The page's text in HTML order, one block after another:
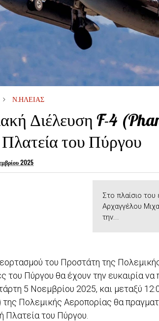
Ν.ΗΛΕΙΑΣ
Διέλευση F-4
του Πύργου
2025
Στο πλαίσιο
Αρχαγγέλου
την...
του Προστάτη της
του Πύργου θα έχουν την ευκαιρία
5 Νοεμβρίου 2025, και μεταξύ
της Πολεμικής Αεροπορίας θα
Πλατεία του Πύργου.